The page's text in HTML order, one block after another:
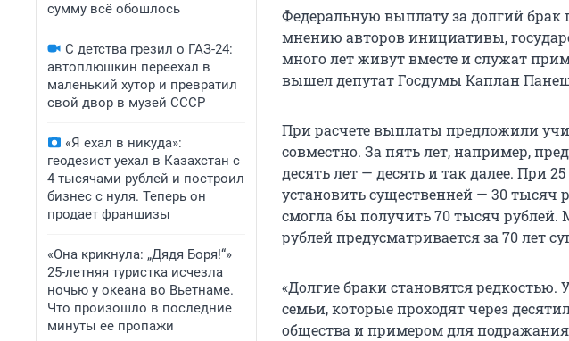
сумму всё обошлось
С детства грезил о ГАЗ-24:
автоплюшкин переехал в
маленький хутор и превратил
свой двор в музей СССР
«Я ехал в никуда»:
геодезист уехал в Казахстан с
4 тысячами рублей и построил
бизнес с нуля. Теперь он
продает франшизы
«Она крикнула: „Дядя Боря!“»
25-летняя туристка исчезла
ночью у океана во Вьетнаме.
Что произошло в последние
минуты ее пропажи
Федеральную выплату за долгий брак
мнению авторов инициативы,
много лет живут вместе и служат
вышел депутат Госдумы Каплан
При расчете выплаты предложили
совместно. За пять лет, например,
десять лет — десять и так далее. При
установить существенней — 30 тысяч
смогла бы получить 70 тысяч
рублей предусматривается за 70 лет
«Долгие браки становятся редкостью.
семьи, которые проходят через
общества и примером для